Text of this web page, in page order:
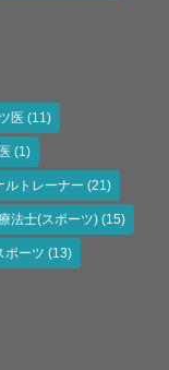
医 (11)
(1)
ルトレーナー (21)
法士(スポーツ) (15)
ポーツ (13)